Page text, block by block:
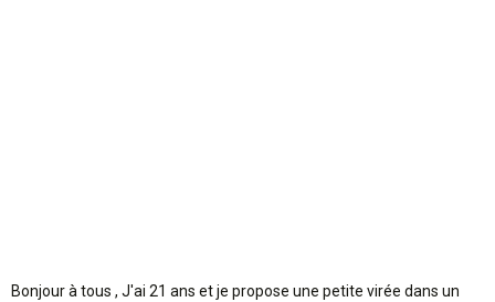
Bonjour à tous , J'ai 21 ans et je propose une petite virée dans un